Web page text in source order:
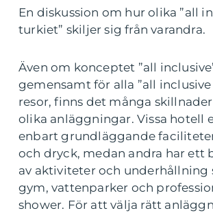
En diskussion om hur olika ”all
turkiet” skiljer sig från varandra.
Även om konceptet ”all
gemensamt för alla ”all inclusive
resor, finns det många
olika anläggningar. Vissa hotell
enbart grundläggande
och dryck, medan andra har ett
av aktiviteter och underhållning
gym, vattenparker och
shower. För att välja rätt